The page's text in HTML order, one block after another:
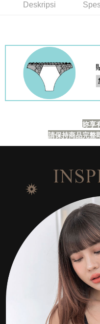
NT$999 atau lebih
NT$999 atau lebih
國際順豐速運
Deskripsi
妳享
請保持商品完整